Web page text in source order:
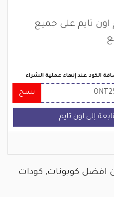
اون تايم على جميع
الكود عند إنهاء عملية الشراء
نسخ
إلى اون تايم
افضل كوبونات, كودات